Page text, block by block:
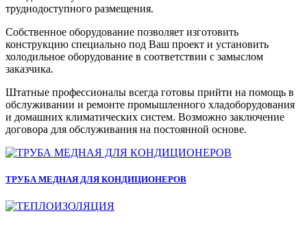
труднодоступного размещения.
Собственное оборудование позволяет изготовить
конструкцию специально под Ваш проект и установить
холодильное оборудование в соответствии с замыслом
заказчика.
Штатные профессионалы всегда готовы прийти на помощь в
обслуживании и ремонте промышленного хладоборудования
и домашних климатических систем. Возможно заключение
договора для обслуживания на постоянной основе.
ТРУБА МЕДНАЯ ДЛЯ КОНДИЦИОНЕРОВ